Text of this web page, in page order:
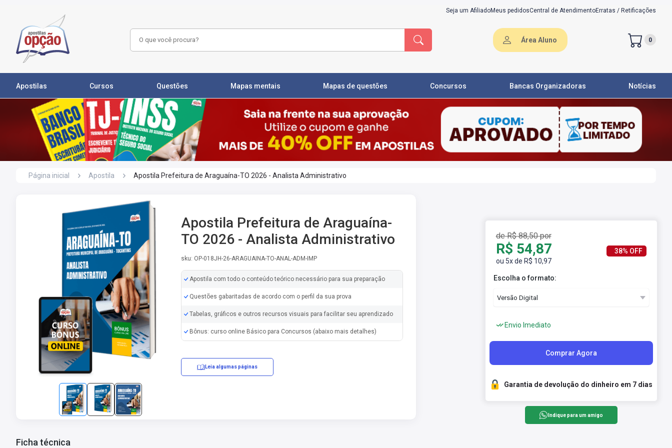
Seja um AfiliadoMeus pedidosCentral de AtendimentoErratas / Retificações
Área Aluno 0
Apostilas Cursos Questões Mapas mentais Mapas de questões Concursos Bancas Organizadoras Notícias
Página inicial Apostila Apostila Prefeitura de Araguaína-TO 2026 - Analista Administrativo
Apostila Prefeitura de Araguaína-
TO 2026 - Analista Administrativo
sku: OP-018JH-26-ARAGUAINA-TO-ANAL-ADM-IMP
Apostila com todo o conteúdo teórico necessário para sua preparação
Questões gabaritadas de acordo com o perfil da sua prova
Tabelas, gráficos e outros recursos visuais para facilitar seu aprendizado
Bônus: curso online Básico para Concursos (abaixo mais detalhes)
Leia algumas páginas
Ficha técnica
de R$ 88,50 por
R$ 54,87
ou 5x de R$ 10,97
38% OFF
Escolha o formato:
Envio Imediato
Comprar Agora
Garantia de devolução do dinheiro em 7 dias
Indique para um amigo